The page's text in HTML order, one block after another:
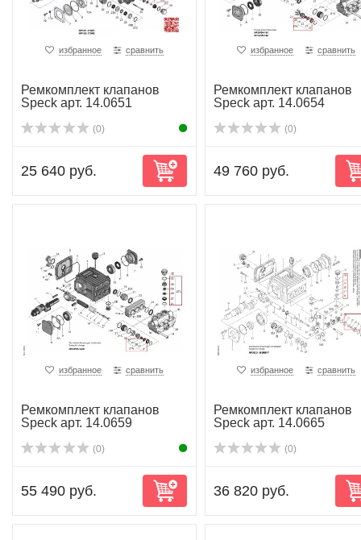
избранное сравнить
Ремкомплект клапанов
Speck арт. 14.0651
(0)
25 640 руб.
избранное сравнить
Ремкомплект клапанов
Speck арт. 14.0654
(0)
49 760 руб.
избранное сравнить
Ремкомплект клапанов
Speck арт. 14.0659
(0)
55 490 руб.
избранное сравнить
Ремкомплект клапанов
Speck арт. 14.0665
(0)
36 820 руб.